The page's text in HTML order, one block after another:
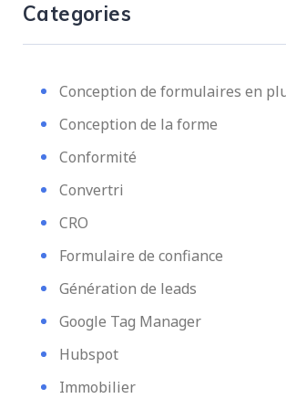
Categories
Conception de formulaires en
Conception de la forme
Conformité
Convertri
CRO
Formulaire de confiance
Génération de leads
Google Tag Manager
Hubspot
Immobilier